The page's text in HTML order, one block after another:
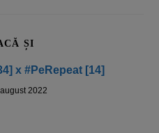
ȘI
x #PeRepeat [14]
2022